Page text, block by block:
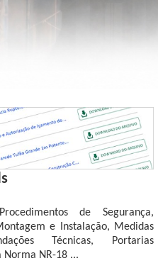
de Segurança,
e Instalação, Medidas
Técnicas, Portarias
Norma NR-18 ...